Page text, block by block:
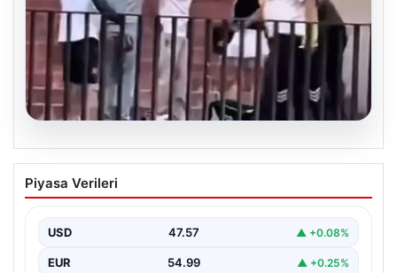
05.08.2026
Torreira’ya saldırmıştı! O kişi için
istenen ceza belli oldu
Piyasa Verileri
USD 47.57 ▲ +0.08%
EUR 54.99 ▲ +0.25%